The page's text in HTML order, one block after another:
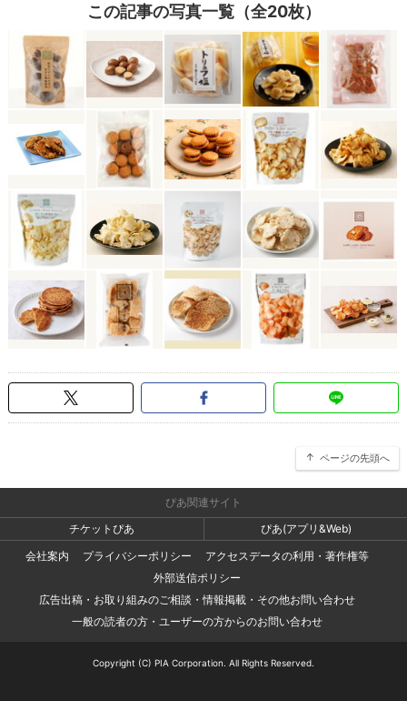
この記事の写真一覧（全20枚）
ページの先頭へ
ぴあ関連サイト
チケットぴあ
ぴあ(アプリ&Web)
会社案内
プライバシーポリシー
アクセスデータの利用・著作権等
外部送信ポリシー
広告出稿・お取り組みのご相談・情報掲載・その他お問い合わせ
一般の読者の方・ユーザーの方からのお問い合わせ
Copyright (C) PIA Corporation. All Rights Reserved.